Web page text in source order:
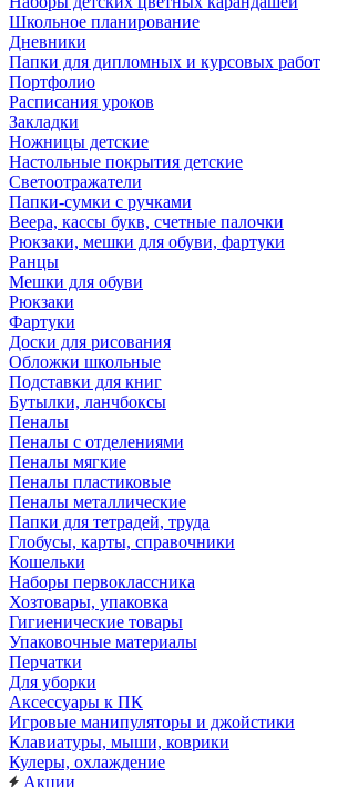
Школьное планирование
Дневники
Папки для дипломных и курсовых работ
Портфолио
Расписания уроков
Закладки
Ножницы детские
Настольные покрытия детские
Светоотражатели
Папки-сумки с ручками
Веера, кассы букв, счетные палочки
Рюкзаки, мешки для обуви, фартуки
Ранцы
Мешки для обуви
Рюкзаки
Фартуки
Доски для рисования
Обложки школьные
Подставки для книг
Бутылки, ланчбоксы
Пеналы
Пеналы с отделениями
Пеналы мягкие
Пеналы пластиковые
Пеналы металлические
Папки для тетрадей, труда
Глобусы, карты, справочники
Кошельки
Наборы первоклассника
Хозтовары, упаковка
Гигиенические товары
Упаковочные материалы
Перчатки
Для уборки
Аксессуары к ПК
Игровые манипуляторы и джойстики
Клавиатуры, мыши, коврики
Кулеры, охлаждение
Акции